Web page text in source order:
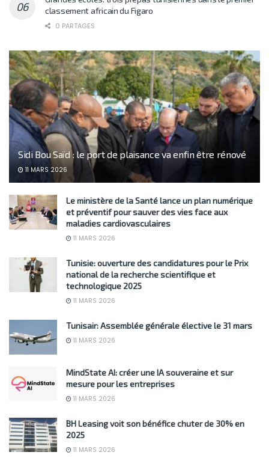
classement africain du Figaro
0 PARTAGES
Sidi Bou Saïd : le port de plaisance va enfin être rénové
11 MARS 2026
Le ministère de la Santé lance un plan numérique
et préventif pour sauver des vies face aux
maladies cardiovasculaires
11 MARS 2026
Tunisie: ouverture des candidatures pour le Prix
national de la recherche scientifique et
technologique 2025
11 MARS 2026
Tunisair: Assemblée générale élective le 31 mars
11 MARS 2026
MindState AI: créer une IA souveraine et sur
mesure pour les entreprises
11 MARS 2026
BH Leasing voit son bénéfice chuter de 30% en
2025
11 MARS 2026